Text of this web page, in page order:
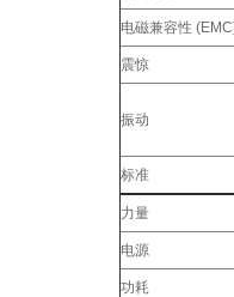
电磁兼容性
震惊
振动
标准
力量
电源
功耗